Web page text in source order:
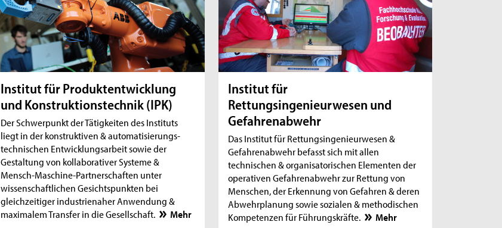
Institut für Produktentwicklung
und Konstruktionstechnik (IPK)
Der Schwerpunkt der Tätigkeiten des Instituts
liegt in der konstruktiven & automatisierungs-
technischen Entwicklungsarbeit sowie der
Gestaltung von kollaborativer Systeme &
Mensch-Maschine-Partnerschaften unter
wissenschaftlichen Gesichtspunkten bei
gleichzeitiger industrienaher Anwendung &
maximalem Transfer in die Gesellschaft.
Mehr
Institut für
Rettungsingenieurwesen und
Gefahrenabwehr
Das Institut für Rettungsingenieurwesen &
Gefahrenabwehr befasst sich mit allen
technischen & organisatorischen Elementen der
operativen Gefahrenabwehr zur Rettung von
Menschen, der Erkennung von Gefahren & deren
Abwehrplanung sowie sozialen & methodischen
Kompetenzen für Führungskräfte.
Mehr